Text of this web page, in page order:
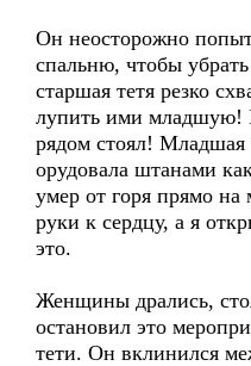
Он неосторожно
спальню, чтобы
старшая тетя резко
лупить ими младшую!
рядом стоял! Младшая
орудовала штанами
умер от горя прямо на
руки к сердцу, а я
это.
Женщины дрались,
остановил это
тети. Он вклинился